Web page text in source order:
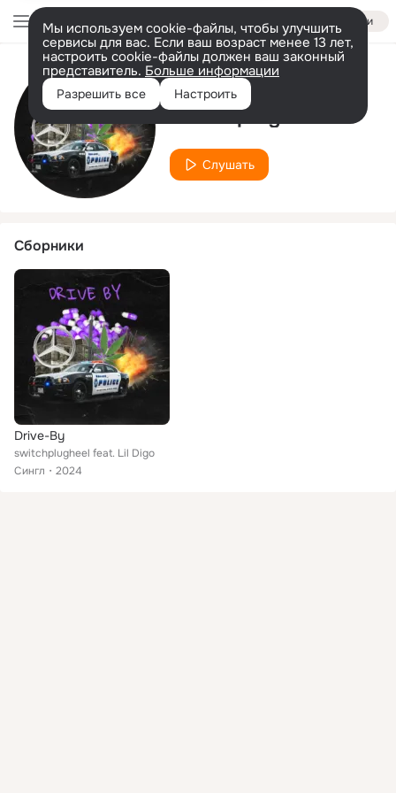
Войти
Мы используем cookie-файлы, чтобы улучшить
сервисы для вас. Если ваш возраст менее 13 лет,
настроить cookie-файлы должен ваш законный
представитель. Больше информации
Разрешить все Настроить
Исполнитель
switchplugheel
Слушать
Сборники
Drive-By
switchplugheel feat. Lil Digo
Сингл
2024